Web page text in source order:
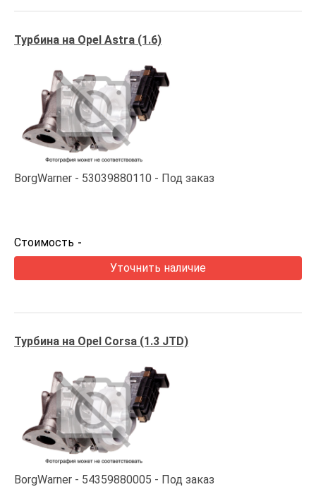
Турбина на Opel Astra (1.6)
BorgWarner 53039880110 Под заказ
Стоимость -
Уточнить наличие
Турбина на Opel Corsa (1.3 JTD)
BorgWarner 54359880005 Под заказ